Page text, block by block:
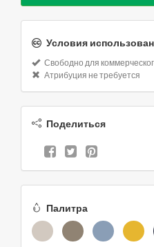
Условия
Свободно для
Атрибуция не требуется
Поделиться
Палитра